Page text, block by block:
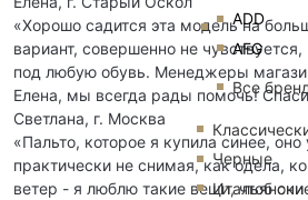
ADD
AFG
Все
Черные
«Хорошо садится эта модель на
вариант, совершенно не
под любую обувь. Менеджеры
Елена, мы всегда рады помочь!
Светлана, г. Москва
«Пальто, которое я купила синее,
практически не снимая, как одела,
ветер - я люблю такие вещи, чтоб